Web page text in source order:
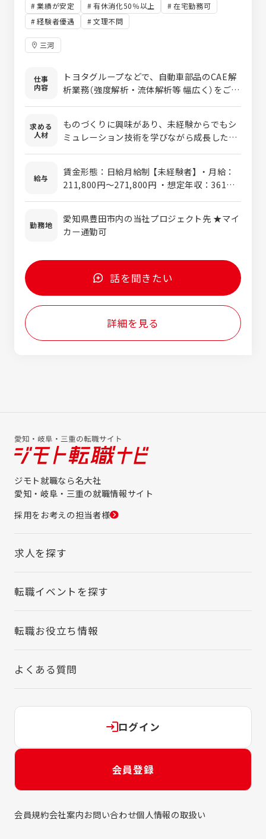
業績が安定 有休消化50％以上
在宅勤務可
経験者優遇
文理不問
三河
仕事
内容
トヨタグループなどで、自動車部品のCAE解
析業務（強度解析・流体解析等 幅広く）をご担
等の妥当性をシミュレーションして、問題点
や改善点を考察します。自動車部品を生産す
るにあたり、無くてはならない、重要な工程
になります。 多くの方が未経験からご活躍さ
れておりますので、ご安心ください。 【「CAE
解析」とは】 一言でいえば、「ものづくりの失
す。 従来は試作品を作って検証していたテス
トの一部を、コンピュータ上のシミュレーシ
ストを大幅に削減します。 また、強度や熱な
ど、目に見えない現象をデータとして「見え
る化」します。設計の精度向上や品質改善に
貢献する、現代のものづくりに不可欠な役割
客様からの相談 トヨタ自動車をはじめとする
お客様からの「こういった解析をしたい」とい
データとして可視化・分析します。
求める
人材
ものづくりに興味があり、未経験からでもシ
ミュレーション技術を学びながら成長したい
強さを歓迎。 データ分析だけでなく改善提案
まで踏み込み、チームやお客様と連携しなが
ら主体的に課題解決に取り組める方にご応募
いただきたいポジションです。
給与
賃金形態：日給月給制 【未経験者】 ・月給：
211,800円～271,800円 ・想定年収：361万
能力などを考慮の上、決定します。 ＜残業手
当＞ 有、残業時間に応じて全額支給 【経験
年収：515万円～665万円（各種手当含） ※想
定年収下限は、最終学歴が大卒で実務経験3
年の方。 ※経験・能力などを考慮の上、決定
／未経験での入社 月給：232,000円 賞
与：988,800円 年収：4,440,660円（各種手
勤務地
愛知県豊田市内の当社プロジェクト先 ★マイ
カー通勤可
話を聞きたい
詳細を見る
ジモト就職なら名大社
愛知・岐阜・三重の就職情報サイト
採用をお考えの担当者様
求人を探す
転職イベントを探す
転職お役立ち情報
よくある質問
ログイン
会員登録
会員規約会社案内お問い合わせ個人情報の取扱い